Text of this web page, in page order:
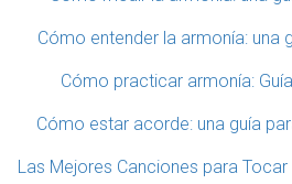
Cómo entender la armonía: una
Cómo practicar armonía:
Cómo estar acorde: una guía
Las Mejores Canciones para Tocar